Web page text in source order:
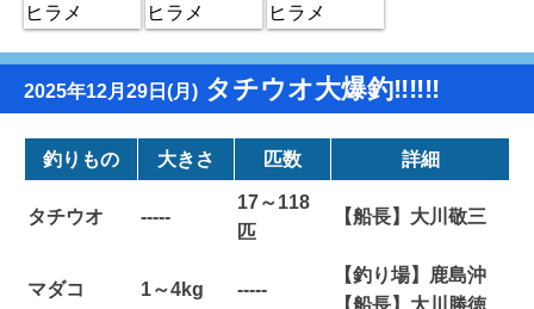
2025年12月29日(月) タチウオ大爆釣‼️‼️‼️
釣りもの 大きさ 匹数 詳細
タチウオ -----
17～118
匹
【船長】大川敬三
マダコ 1～4kg -----
【釣り場】鹿島沖
【船長】大川勝徳